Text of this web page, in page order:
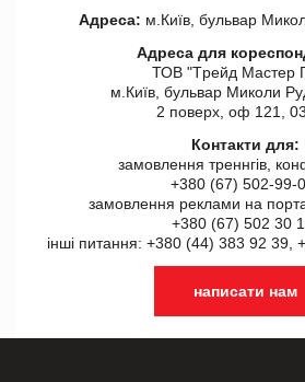
Адреса: м.Київ, бульвар
Адреса для
ТОВ "Tрейд Мастер
м.Київ, бульвар Миколи
2 поверх, оф 121,
Контакти для:
замовлення треннгів,
+380 (67) 502-99-
замовлення реклами на
+380 (67) 502 30
інші питання: +380 (44) 383 92 39,
написати нам